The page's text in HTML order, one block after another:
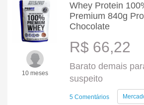
10 meses
Whey Protein
Premium 840g
Chocolate
R$ 66,22
Barato demais
suspeito
5 Comentários